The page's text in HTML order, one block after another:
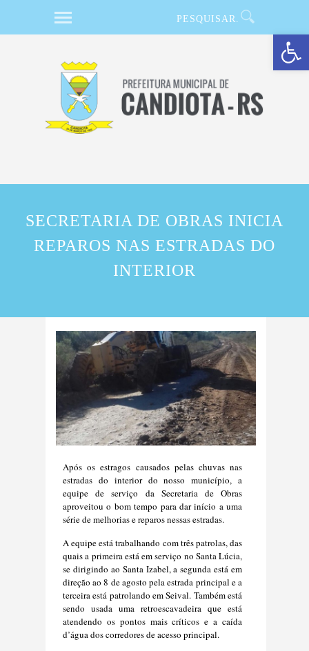
Barra de Ferramentas Aberta
SECRETARIA DE OBRAS INICIA
REPAROS NAS ESTRADAS DO
INTERIOR
Após os estragos causados pelas chuvas nas
estradas do interior do nosso município, a
equipe de serviço da Secretaria de Obras
aproveitou o bom tempo para dar início a uma
série de melhorias e reparos nessas estradas.
A equipe está trabalhando com três patrolas, das
quais a primeira está em serviço no Santa Lúcia,
se dirigindo ao Santa Izabel, a segunda está em
direção ao 8 de agosto pela estrada principal e a
terceira está patrolando em Seival. Também está
sendo usada uma retroescavadeira que está
atendendo os pontos mais críticos e a caída
d’água dos corredores de acesso principal.